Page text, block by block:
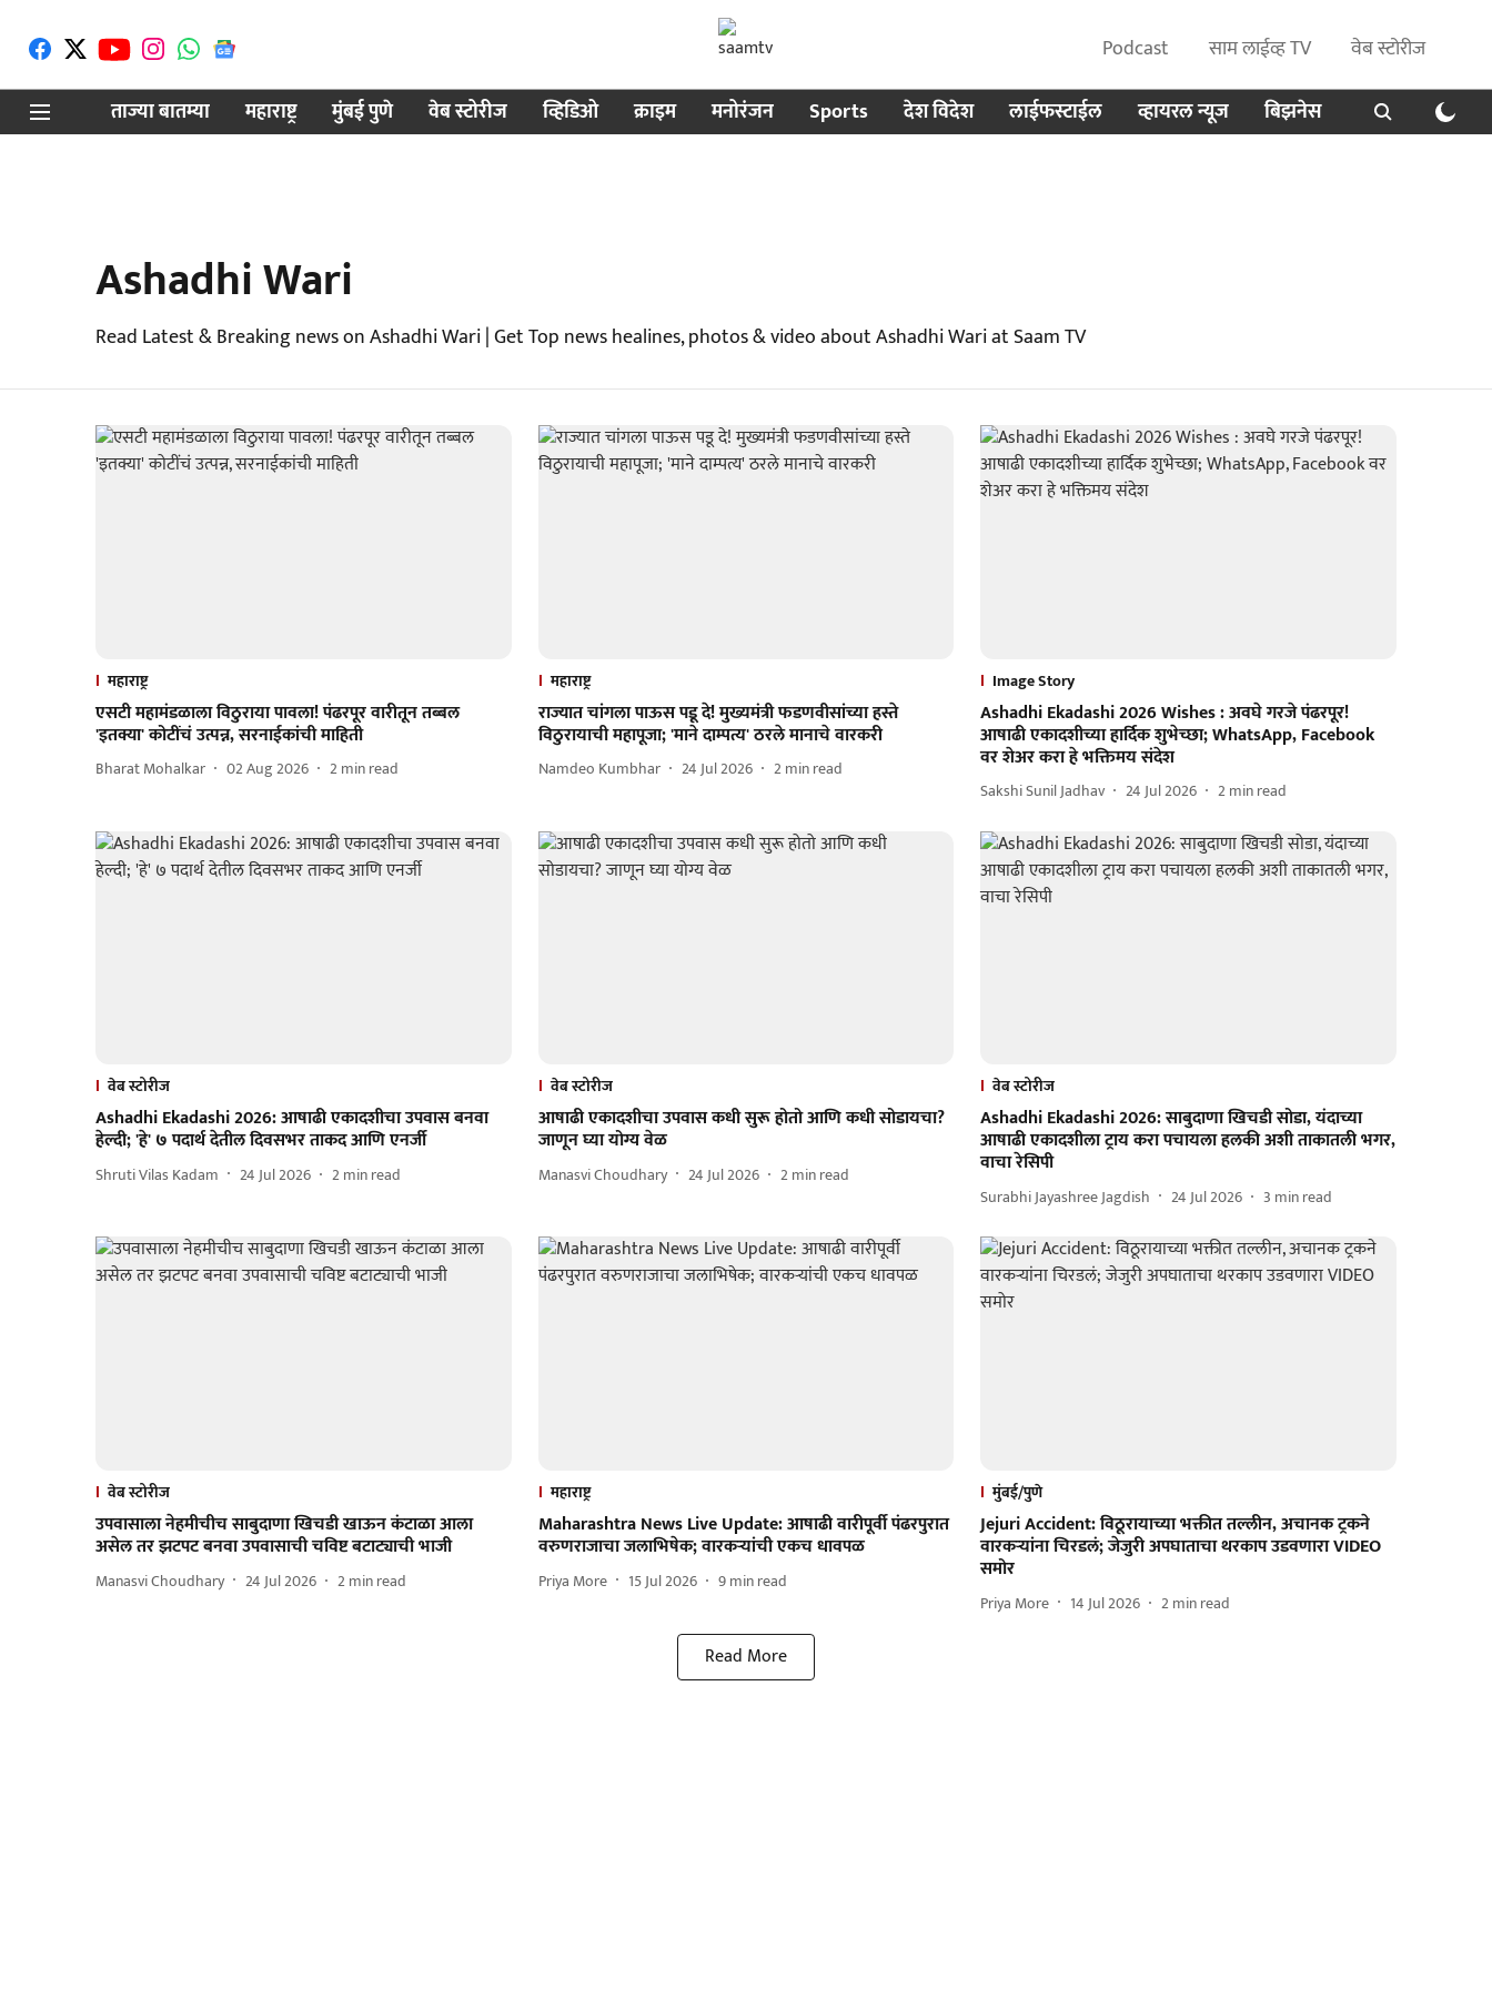
Podcast साम लाईव्ह TV
वेब स्टोरीज
ताज्या बातम्या
महाराष्ट्र मुंबई पुणे वेब स्टोरीज व्हिडिओ क्राइम मनोरंजन Sports देश विदेश लाईफस्टाईल व्हायरल न्यूज बिझनेस
Ashadhi Wari
Read Latest & Breaking news on Ashadhi Wari | Get Top news healines, photos & video about Ashadhi Wari at Saam TV
महाराष्ट्र
एसटी महामंडळाला विठुराया पावला! पंढरपूर वारीतून तब्बल
'इतक्या' कोटींचं उत्पन्न, सरनाईकांची माहिती
Bharat Mohalkar 02 Aug 2026 2min read
महाराष्ट्र
राज्यात चांगला पाऊस पडू दे! मुख्यमंत्री फडणवीसांच्या हस्ते
विठुरायाची महापूजा; 'माने दाम्पत्य' ठरले मानाचे वारकरी
Namdeo Kumbhar 24 Jul 2026 2min read
Image Story
Ashadhi Ekadashi 2026 Wishes : अवघे गरजे पंढरपूर!
आषाढी एकादशीच्या हार्दिक शुभेच्छा; WhatsApp, Facebook
वर शेअर करा हे भक्तिमय संदेश
Sakshi Sunil Jadhav 24 Jul 2026 2min read
वेब स्टोरीज
Ashadhi Ekadashi 2026: आषाढी एकादशीचा उपवास बनवा
हेल्दी; 'हे' ७ पदार्थ देतील दिवसभर ताकद आणि एनर्जी
Shruti Vilas Kadam 24 Jul 2026 2min read
वेब स्टोरीज
आषाढी एकादशीचा उपवास कधी सुरू होतो आणि कधी सोडायचा?
जाणून घ्या योग्य वेळ
Manasvi Choudhary 24 Jul 2026 2min read
वेब स्टोरीज
Ashadhi Ekadashi 2026: साबुदाणा खिचडी सोडा, यंदाच्या
आषाढी एकादशीला ट्राय करा पचायला हलकी अशी ताकातली भगर,
वाचा रेसिपी
Surabhi Jayashree Jagdish 24 Jul 2026 3 min read
वेब स्टोरीज
उपवासाला नेहमीचीच साबुदाणा खिचडी खाऊन कंटाळा आला
असेल तर झटपट बनवा उपवासाची चविष्ट बटाट्याची भाजी
Manasvi Choudhary 24 Jul 2026 2min read
महाराष्ट्र
Maharashtra News Live Update: आषाढी वारीपूर्वी पंढरपुरात
वरुणराजाचा जलाभिषेक; वारकऱ्यांची एकच धावपळ
Priya More 15 Jul 2026 9min read
मुंबई/पुणे
Jejuri Accident: विठूरायाच्या भक्तीत तल्लीन, अचानक ट्रकने
वारकऱ्यांना चिरडलं; जेजुरी अपघाताचा थरकाप उडवणारा VIDEO
समोर
Priya More 14 Jul 2026 2min read
Read More